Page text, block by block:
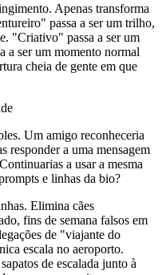
Apenas transforma
passa a ser um trilho,
"Criativo" passa a ser um
a ser um momento normal
cheia de gente em que
Um amigo reconheceria
responder a uma mensagem
a usar a mesma
e linhas da bio?
Elimina cães
fins de semana falsos em
de "viajante do
escala no aeroporto.
de escalada junto à